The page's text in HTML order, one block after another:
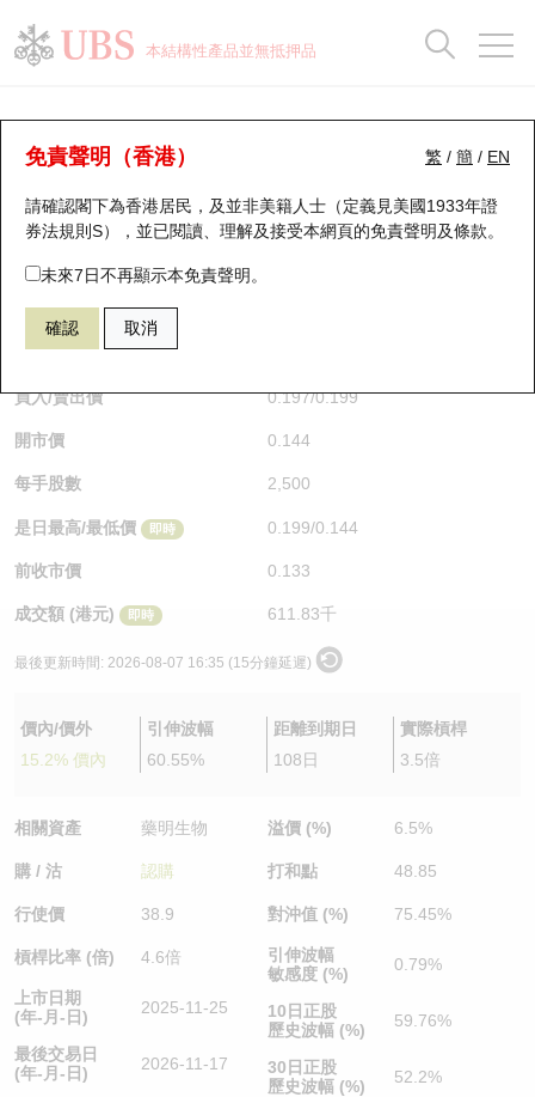
本結構性產品並無抵押品
繁 / 簡 / EN
免責聲明（香港）
請確認閣下為香港居民，及並非美籍人士（定義見美國1933年證
券法規則S），並已閱讀、理解及接受本網頁的免責聲明及條款。
未來7日不再顯示本免責聲明。
確認 取消
認股證分析儀
表現 街貨統計 比較
22760 瑞銀認購 2269 藥明生物
$0.199 0.066
買入/賣出價 0.197/0.199
開市價 0.144
每手股數 2,500
是日最高/最低價 即時 0.199/0.144
前收市價 0.133
成交額 (港元) 即時 611.83千
最後更新時間: 2026-08-07 16:35 (15分鐘延遲)
價內/價外
15.2% 價內
引伸波幅
60.55%
距離到期日
108日
實際槓桿
3.5倍
相關資產 藥明生物
購 / 沽 認購
行使價 38.9
槓桿比率 (倍) 4.6倍
上市日期
(年-月-日)
2025-11-25
最後交易日
(年-月-日)
2026-11-17
溢價 (%) 6.5%
打和點 48.85
對沖值 (%) 75.45%
引伸波幅
敏感度 (%)
0.79%
10日正股
歷史波幅 (%)
59.76%
30日正股
歷史波幅 (%)
52.2%
瑞銀認股證一覽
新發行瑞銀認股證
即將到期認股證
認股證到期結算價查詢
認股證分析儀
認股證速算機
認股證/牛熊證日誌
認股證文件及公告
街貨統計
比較
牛熊全景快搜
牛熊證搜尋
牛熊證街貨分佈圖
正股牛熊證列表
新發行瑞銀牛熊證
已收回牛熊證剩餘價值
牛熊證到期結算價查詢
牛熊證分析儀
街貨統計
比較
十大升幅/跌幅
十大認股證成交分佈
十天股證佔大市成交
資金流
街貨統計
三十大平均引伸波幅
正股分析儀
二十大活躍股份
恒指成份股
國指成份股
科指成份股
相關資產沽空
中資ETFs溢價比較
AH 股價對照
持股比重
顯示所有持股比重
每月輪證大市專題
輪證專欄
講座及教育短片
認股證投資者教育
牛熊證投資者教育
認股證牛熊證常問問題